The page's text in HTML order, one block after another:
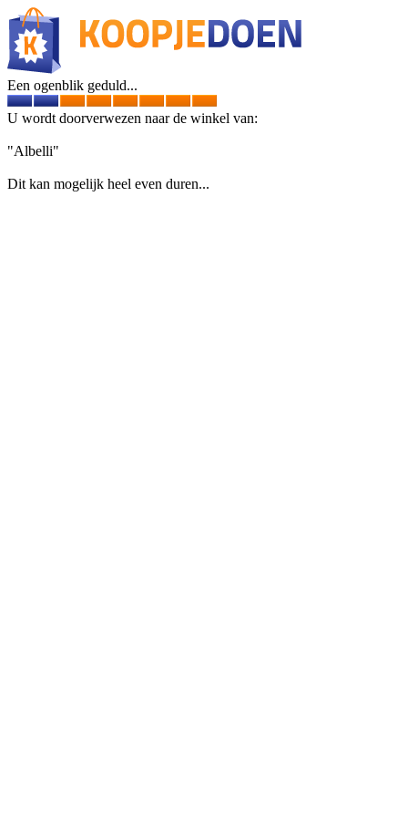
Een ogenblik geduld...
U wordt doorverwezen naar de winkel van:
"Albelli"
Dit kan mogelijk heel even duren...